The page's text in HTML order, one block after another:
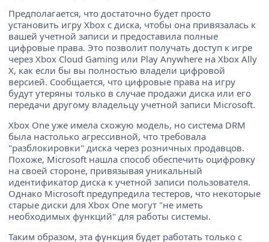
Предполагается, что достаточно будет просто
установить игру Xbox с диска, чтобы она привязалась к
вашей учетной записи и предоставила полные
цифровые права. Это позволит получать доступ к игре
через Xbox Cloud Gaming или Play Anywhere на Xbox Ally
X, как если бы вы полностью владели цифровой
версией. Сообщается, что цифровые права на игру
будут утеряны только в случае продажи диска или его
передачи другому владельцу учетной записи Microsoft.
Xbox One уже имела схожую модель, но система DRM
была настолько агрессивной, что требовала
"разблокировки" диска через розничных продавцов.
Похоже, Microsoft нашла способ обеспечить оцифровку
на своей стороне, привязывая уникальный
идентификатор диска к учетной записи пользователя.
Однако Microsoft предупредила тестеров, что некоторые
старые диски для Xbox One могут "не иметь
необходимых функций" для работы системы.
Таким образом, эта функция будет работать только с